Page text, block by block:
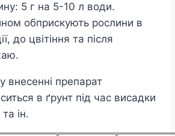
5 г на 5-10 л води.
обприскують рослини в
до цвітіння та після
внесенні препарат
в ґрунт під час висадки
ін.